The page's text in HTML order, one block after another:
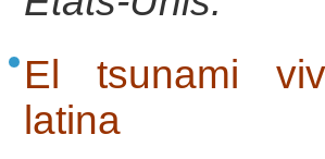
El tsunami
latina